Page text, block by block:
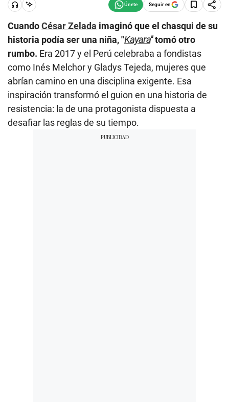
Seguir en
CuandoCésar Zelada imaginó que el chasqui de su
historia podía ser una niña, "Kayara"tomó otro
rumbo. Era 2017 y el Perú celebraba a fondistas
como Inés Melchor y Gladys Tejeda, mujeres que
abrían camino en una disciplina exigente. Esa
inspiración transformó el guion en una historia de
resistencia: la de una protagonista dispuesta a
desafiar las reglas de su tiempo.